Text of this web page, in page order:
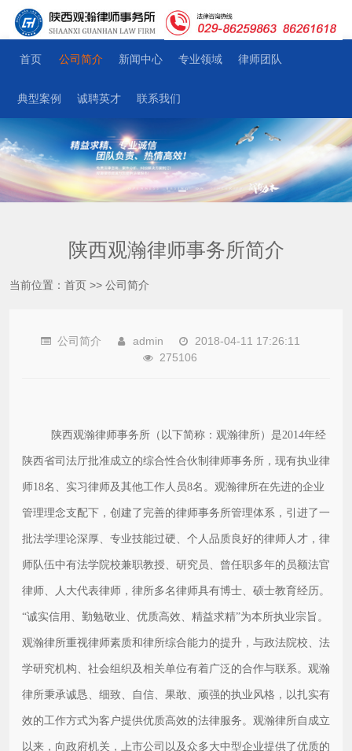
首页 公司简介 新闻中心 专业领域 律师团队
典型案例 诚聘英才 联系我们
陕西观瀚律师事务所简介
当前位置： 首页 >> 公司简介
公司简介 admin
2018-04-11 17:26:11
275106
陕西观瀚律师事务所（以下简称：观瀚律所）是2014年经
陕西省司法厅批准成立的综合性合伙制律师事务所，现有执业律
师18名、实习律师及其他工作人员8名。观瀚律所在先进的企业
管理理念支配下，创建了完善的律师事务所管理体系，引进了一
批法学理论深厚、专业技能过硬、个人品质良好的律师人才，律
师队伍中有法学院校兼职教授、研究员、曾任职多年的员额法官
律师、人大代表律师，律所多名律师具有博士、硕士教育经历。
“诚实信用、勤勉敬业、优质高效、精益求精”为本所执业宗旨。
观瀚律所重视律师素质和律所综合能力的提升，与政法院校、法
学研究机构、社会组织及相关单位有着广泛的合作与联系。观瀚
律所秉承诚恳、细致、自信、果敢、顽强的执业风格，以扎实有
效的工作方式为客户提供优质高效的法律服务。观瀚律所自成立
以来，向政府机关，上市公司以及众多大中型企业提供了优质的